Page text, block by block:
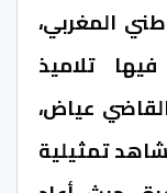
المغربي،
تلاميذ
عياض،
تمثيلية